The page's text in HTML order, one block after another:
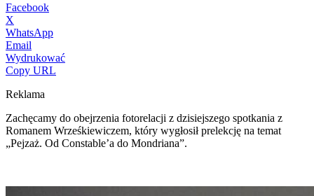
Facebook
X
WhatsApp
Email
Wydrukować
Copy URL
Reklama
Zachęcamy do obejrzenia fotorelacji z dzisiejszego spotkania z
Romanem Wrześkiewiczem, który wygłosił prelekcję na temat
„Pejzaż. Od Constable’a do Mondriana”.